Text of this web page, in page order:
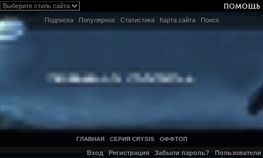
Подписка Популярное Статистика Карта сайта Поиск
ГЛАВНАЯ СЕРИЯ CRYSIS ОФФТОП
Вход Регистрация Забыли пароль? Пользователи